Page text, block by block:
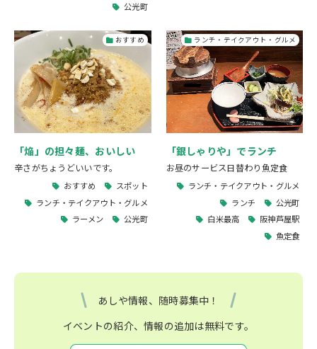
公光町
おすすめ
「焔」の担々麺、おいしい
辛さがちょうどいいです。
おすすめ
スポット
ランチ・テイクアウト・グルメ
ラーメン
公光町
ランチ・テイクアウト・グルメ
「銀しゃりや」でランチ
お昼のサービス日替わり魚定食
ランチ・テイクアウト・グルメ
ランチ
公光町
白米最高
阪神芦屋駅
魚定食
あしや情報、随時募集中！
イベントの紹介、情報の追加は無料です。